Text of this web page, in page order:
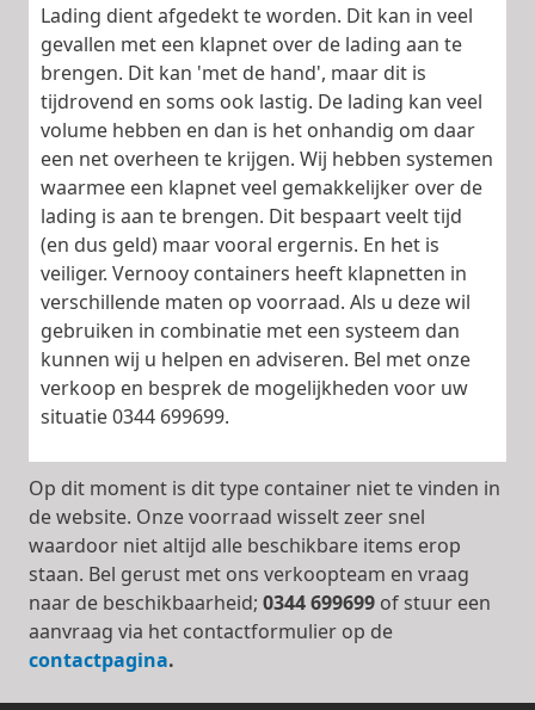
Lading dient afgedekt te worden. Dit kan in veel
gevallen met een klapnet over de lading aan te
brengen. Dit kan 'met de hand', maar dit is
tijdrovend en soms ook lastig. De lading kan veel
volume hebben en dan is het onhandig om daar
een net overheen te krijgen. Wij hebben systemen
waarmee een klapnet veel gemakkelijker over de
lading is aan te brengen. Dit bespaart veelt tijd
(en dus geld) maar vooral ergernis. En het is
veiliger. Vernooy containers heeft klapnetten in
verschillende maten op voorraad. Als u deze wil
gebruiken in combinatie met een systeem dan
kunnen wij u helpen en adviseren. Bel met onze
verkoop en besprek de mogelijkheden voor uw
situatie 0344 699699.
Op dit moment is dit type container niet te vinden in
de website. Onze voorraad wisselt zeer snel
waardoor niet altijd alle beschikbare items erop
staan. Bel gerust met ons verkoopteam en vraag
naar de beschikbaarheid; 0344 699699 of stuur een
aanvraag via het contactformulier op de
contactpagina.